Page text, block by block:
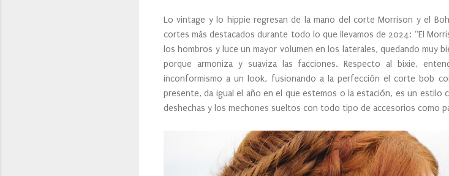
Lo vintage y lo hippie regresan de la mano del corte Morrison y el
cortes más destacados durante todo lo que llevamos de 2024: “El
los hombros y luce un mayor volumen en los laterales, quedando muy
porque armoniza y suaviza las facciones. Respecto al bixie,
inconformismo a un look, fusionando a la perfección el corte bob
presente, da igual el año en el que estemos o la estación, es un estilo
deshechas y los mechones sueltos con todo tipo de accesorios como